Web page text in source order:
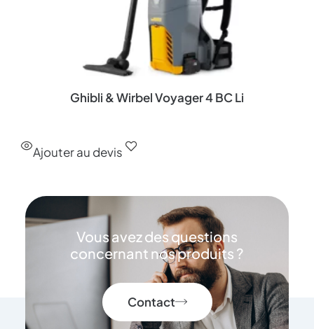
Ghibli & Wirbel Voyager 4 BC Li
Ajouter au devis
Vous avez des questions
concernant nos produits ?
Contact